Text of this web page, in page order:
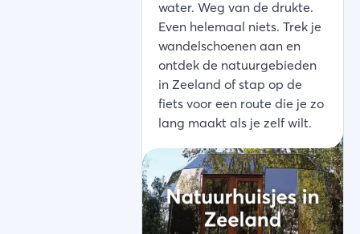
water. Weg van de drukte.
Even helemaal niets. Trek je
wandelschoenen aan en
ontdek de natuurgebieden
in Zeeland of stap op de
fiets voor een route die je zo
lang maakt als je zelf wilt.